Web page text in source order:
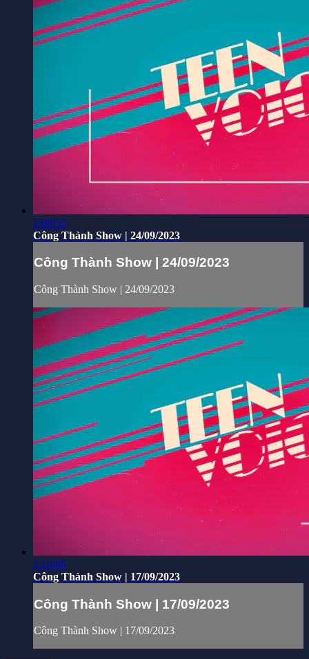
1:08:52
Công Thành Show | 24/09/2023
Công Thành Show | 24/09/2023
Công Thành Show | 24/09/2023
1:13:06
Công Thành Show | 17/09/2023
Công Thành Show | 17/09/2023
Công Thành Show | 17/09/2023